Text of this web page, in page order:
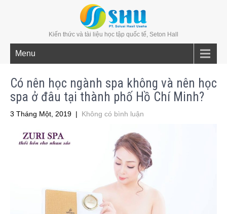
Kiến thức và tài liệu học tập quốc tế, Seton Hall
Menu
Có nên học ngành spa không và nên học
spa ở đâu tại thành phố Hồ Chí Minh?
3 Tháng Một, 2019 | Không có bình luận